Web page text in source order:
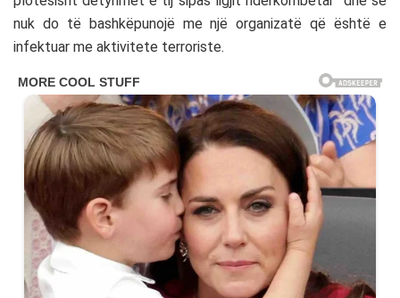
nuk do të bashkëpunojë me një organizatë që është e
infektuar me aktivitete terroriste.